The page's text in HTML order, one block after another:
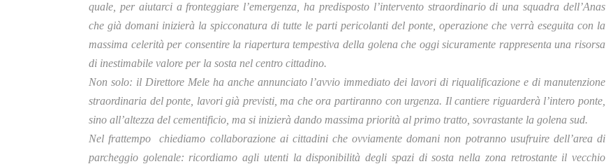
quale, per aiutarci a fronteggiare l’emergenza, ha predisposto l’intervento straordinario di una squadra dell’Anas
che già domani inizierà la spicconatura di tutte le parti pericolanti del ponte, operazione che verrà eseguita con la
massima celerità per consentire la riapertura tempestiva della golena che oggi sicuramente rappresenta una risorsa
di inestimabile valore per la sosta nel centro cittadino.
Non solo: il Direttore Mele ha anche annunciato l’avvio immediato dei lavori di riqualificazione e di manutenzione
straordinaria del ponte, lavori già previsti, ma che ora partiranno con urgenza. Il cantiere riguarderà l’intero ponte,
sino all’altezza del cementificio, ma si inizierà dando massima priorità al primo tratto, sovrastante la golena sud.
Nel frattempo chiediamo collaborazione ai cittadini che ovviamente domani non potranno usufruire dell’area di
parcheggio golenale: ricordiamo agli utenti la disponibilità degli spazi di sosta nella zona retrostante il vecchio